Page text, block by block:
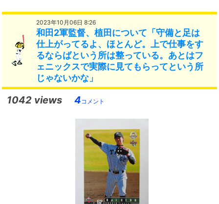
2023年10月06日 8:26
和田2軍監督、植田について「守備と足は
仕上がってるよ、ほとんど。上で仕事をす
るならばという所は整っている。あとはフ
ェニックスで実際に見てもらってという所
じゃないかな」
1042 views 4コメント